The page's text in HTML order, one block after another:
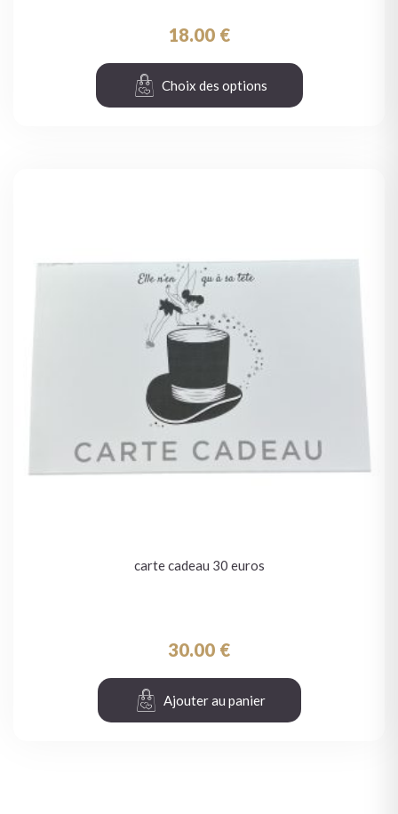
18.00 €
Choix des options
carte cadeau 30 euros
30.00 €
Ajouter au panier